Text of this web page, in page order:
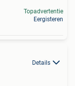
Topadvertentie
Eergisteren
Details